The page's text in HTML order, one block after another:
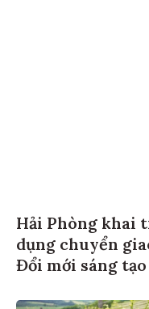
Hải Phòng khai
dụng chuyển
Đổi mới sáng